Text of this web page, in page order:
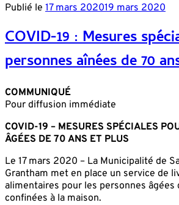
Publié le 17 mars 202019 mars 2020
COVID-19 : Mesures
personnes aînées de 70
COMMUNIQUÉ
Pour diffusion immédiate
COVID-19 – MESURES SPÉCIALES
ÂGÉES DE 70 ANS ET PLUS
Le 17 mars 2020 – La Municipalité de
Grantham met en place un service de
alimentaires pour les personnes âgées
confinées à la maison.